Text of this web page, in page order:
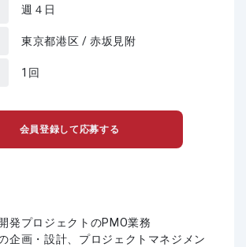
週４日
東京都港区 / 赤坂見附
1回
会員登録して応募する
発プロジェクトのPMO業務
企画・設計、プロジェクトマネジメン